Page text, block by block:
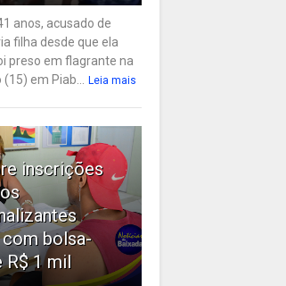
anos, acusado de
filha desde que ela
preso em flagrante na
em Piab... Leia mais
inscrições
bolsa-
R$ 1 mil